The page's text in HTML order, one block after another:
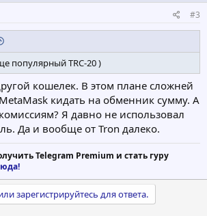
#3
популярный TRC-20 )
кошелек. В этом плане сложней
кидать на обменник сумму. А
Я давно не использовал
Да и вообще от Tron далеко.
Telegram Premium и стать гуру
зарегистрируйтесь для ответа.